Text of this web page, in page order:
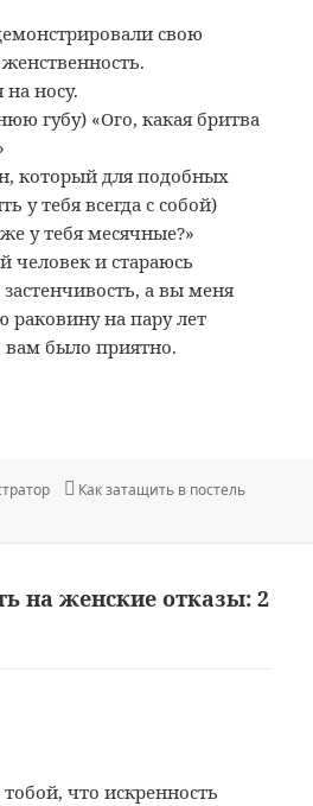
свою
на носу.
губу) «Ого, какая бритва
который для подобных
у тебя всегда с собой)
у тебя месячные?»
человек и стараюсь
а вы меня
раковину на пару лет
вам было приятно.
Рубрики
Как затащить в постель
на женские отказы: 2
тобой, что искренность